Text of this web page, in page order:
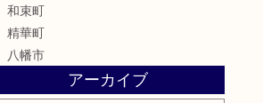
和束町
精華町
八幡市
アーカイブ